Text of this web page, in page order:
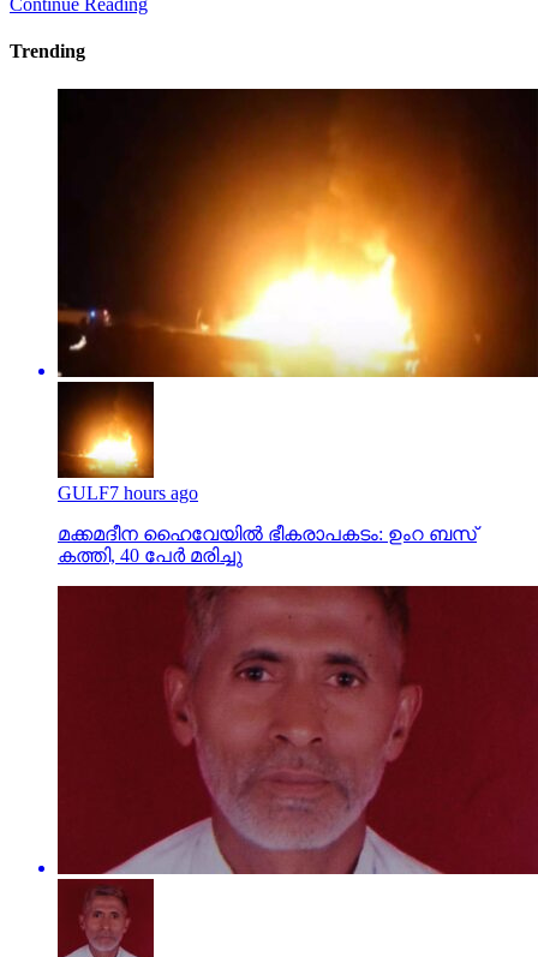
Continue Reading
Trending
GULF7 hours ago
മക്കമദീന ഹൈവേയില്‍ ഭീകരാപകടം: ഉംറ ബസ്
കത്തി, 40 പേര്‍ മരിച്ചു